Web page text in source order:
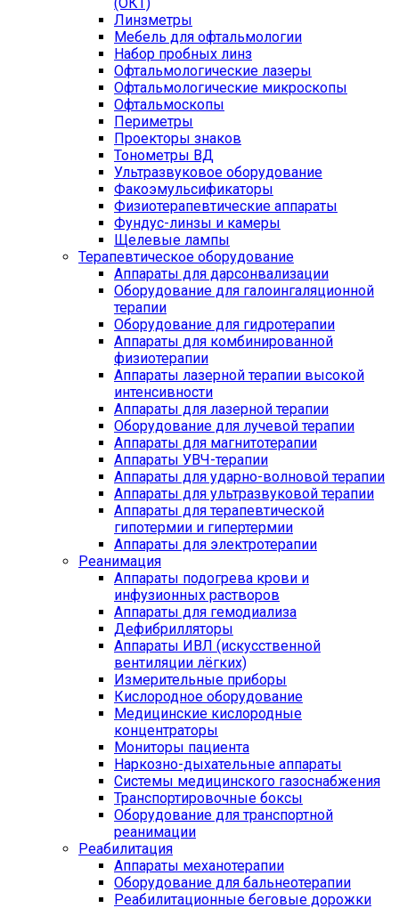
Линзметры
Мебель для офтальмологии
Набор пробных линз
Офтальмологические лазеры
Офтальмологические микроскопы
Офтальмоскопы
Периметры
Проекторы знаков
Тонометры ВД
Ультразвуковое оборудование
Факоэмульсификаторы
Физиотерапевтические аппараты
Фундус-линзы и камеры
Щелевые лампы
Терапевтическое оборудование
Аппараты для дарсонвализации
Оборудование для галоингаляционной
терапии
Оборудование для гидротерапии
Аппараты для комбинированной
физиотерапии
Аппараты лазерной терапии высокой
интенсивности
Аппараты для лазерной терапии
Оборудование для лучевой терапии
Аппараты для магнитотерапии
Аппараты УВЧ-терапии
Аппараты для ударно-волновой терапии
Аппараты для ультразвуковой терапии
Аппараты для терапевтической
гипотермии и гипертермии
Аппараты для электротерапии
Реанимация
Аппараты подогрева крови и
инфузионных растворов
Аппараты для гемодиализа
Дефибрилляторы
Аппараты ИВЛ (искусственной
вентиляции лёгких)
Измерительные приборы
Кислородное оборудование
Медицинские кислородные
концентраторы
Мониторы пациента
Наркозно-дыхательные аппараты
Системы медицинского газоснабжения
Транспортировочные боксы
Оборудование для транспортной
реанимации
Реабилитация
Аппараты механотерапии
Оборудование для бальнеотерапии
Реабилитационные беговые дорожки